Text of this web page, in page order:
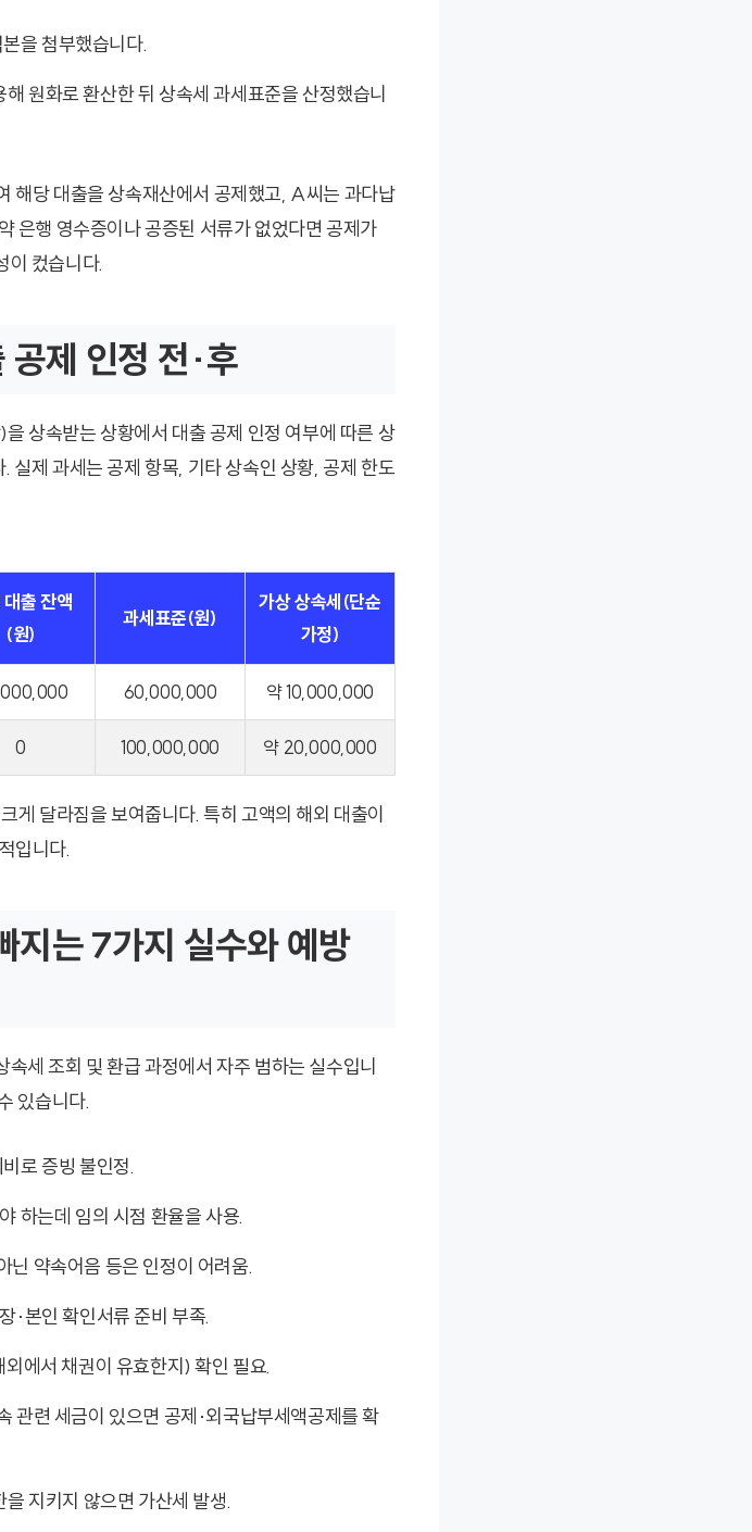
을 첨부했습니다.
원화로 환산한 뒤 상속세 과세표준을 산정했습니
해당 대출을 상속재산에서 공제했고, A씨는 과다납
은행 영수증이나 공증된 서류가 없었다면 공제가
이 컸습니다.
공제 인정 전·후
상속받는 상황에서 대출 공제 인정 여부에 따른 상
실제 과세는 공제 항목, 기타 상속인 상황, 공제 한도
대출 잔액
(원)
과세표준(원)
가상 상속세(단순
가정)
60,000,000 약 10,000,000
0 100,000,000 약 20,000,000
게 달라짐을 보여줍니다. 특히 고액의 해외 대출이
입니다.
지는 7가지 실수와 예방
세 조회 및 환급 과정에서 자주 범하는 실수입니
있습니다.
로 증빙 불인정.
하는데 임의 시점 환율을 사용.
닌 약속어음 등은 인정이 어려움.
·본인 확인서류 준비 부족.
에서 채권이 유효한지) 확인 필요.
관련 세금이 있으면 공제·외국납부세액공제를 확
지키지 않으면 가산세 발생.